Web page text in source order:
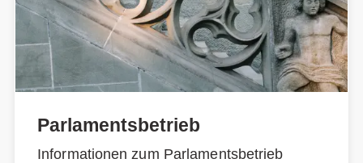
Parlamentsbetrieb
Informationen zum Parlamentsbetrieb